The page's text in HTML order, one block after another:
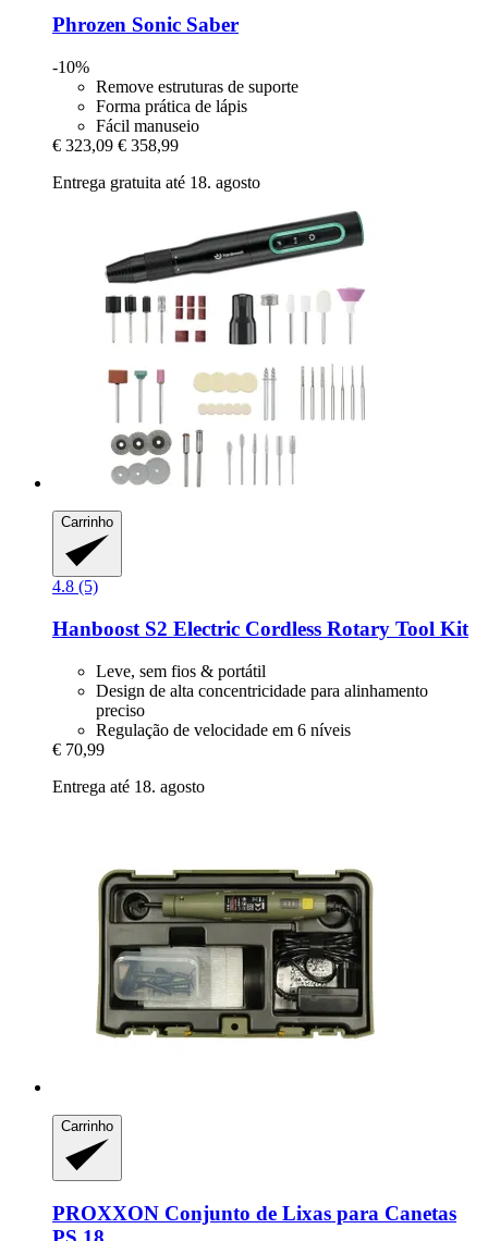
Phrozen Sonic Saber
-10%
Remove estruturas de suporte
Forma prática de lápis
Fácil manuseio
€ 323,09 € 358,99
Entrega gratuita até 18. agosto
Carrinho
4.8 (5)
Hanboost S2 Electric Cordless Rotary Tool Kit
Leve, sem fios & portátil
Design de alta concentricidade para alinhamento
preciso
Regulação de velocidade em 6 níveis
€ 70,99
Entrega até 18. agosto
Carrinho
PROXXON Conjunto de Lixas para Canetas